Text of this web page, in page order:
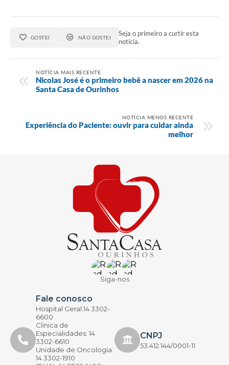
GOSTEI NÃO GOSTEI
Seja o primeiro a curtir esta
notícia.
NOTÍCIA MAIS RECENTE
Nicolas José é o primeiro bebê a nascer em 2026 na
Santa Casa de Ourinhos
NOTÍCIA MENOS RECENTE
Experiência do Paciente: ouvir para cuidar ainda
melhor
Siga-nos
Fale conosco
Hospital Geral:14 3302-
6600
Clinica de
Especialidades: 14
3302-6610
Unidade de Oncologia:
14 3302-1910
CNPJ
53.412.144/0001-11